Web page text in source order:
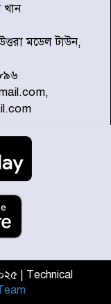
বজ্রবৃষ্টির
দুর্ঘটনায় নিহত
সড়ক
হয়েছেন
পরিবারের কাছে
খিলক্ষেত
গণঅভ্যুত্থান
খান
মডেল টাউন,
২০২৫ | Technical